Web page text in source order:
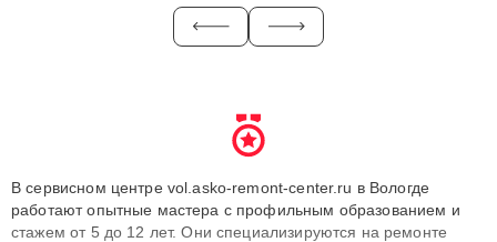
В сервисном центре vol.asko-remont-center.ru в Вологде
работают опытные мастера с профильным образованием и
стажем от 5 до 12 лет. Они специализируются на ремонте